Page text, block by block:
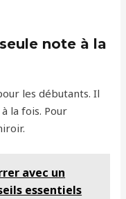
note à la
les débutants. Il
la fois. Pour
avec un
essentiels